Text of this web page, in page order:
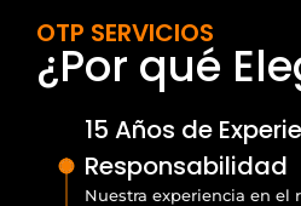
OTP SERVICIOS
¿Por qué
15 Años de
Responsabilidad
Nuestra experiencia en el